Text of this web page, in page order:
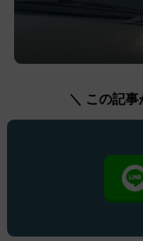
＼ この記